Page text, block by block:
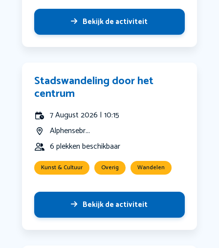
Bekijk de activiteit
Stadswandeling door het
centrum
7 August 2026 | 10:15
Alphensebr...
6 plekken beschikbaar
Kunst & Cultuur Overig Wandelen
Bekijk de activiteit